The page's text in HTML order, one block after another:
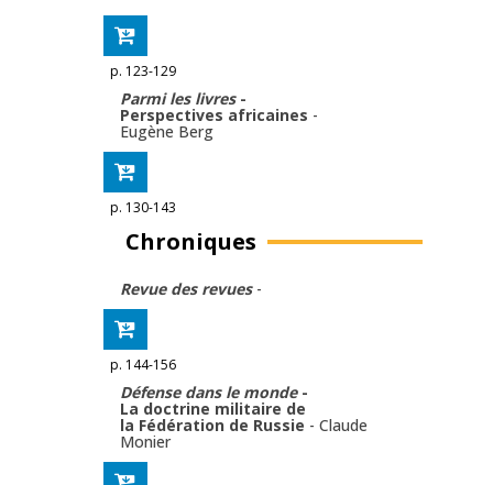
p. 123-129
Parmi les livres -
Perspectives africaines -
Eugène Berg
p. 130-143
Chroniques
Revue des revues -
p. 144-156
Défense dans le monde -
La doctrine militaire de
la Fédération de Russie - Claude
Monier